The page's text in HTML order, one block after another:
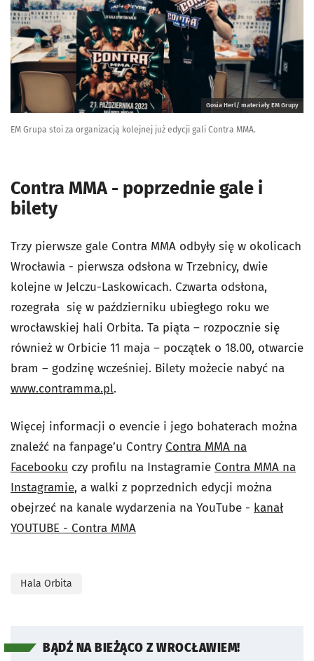
Gosia Herl/ materiały EM Grupy
EM Grupa stoi za organizacją kolejnej już edycji gali Contra MMA.
Contra MMA - poprzednie gale i
bilety
Trzy pierwsze gale Contra MMA odbyły się w okolicach
Wrocławia - pierwsza odsłona w Trzebnicy, dwie
kolejne w Jelczu-Laskowicach. Czwarta odsłona,
rozegrała się w październiku ubiegłego roku we
wrocławskiej hali Orbita. Ta piąta – rozpocznie się
również w Orbicie 11 maja – początek o 18.00, otwarcie
bram – godzinę wcześniej. Bilety możecie nabyć na
www.contramma.pl.
Więcej informacji o evencie i jego bohaterach można
znaleźć na fanpage’u Contry Contra MMA na
Facebooku czy profilu na Instagramie Contra MMA na
Instagramie, a walki z poprzednich edycji można
obejrzeć na kanale wydarzenia na YouTube - kanał
YOUTUBE - Contra MMA
Hala Orbita
BĄDŹ NA BIEŻĄCO Z WROCŁAWIEM!